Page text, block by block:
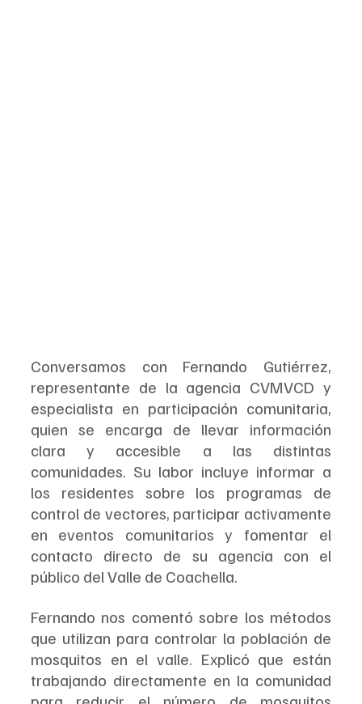
Conversamos con Fernando Gutiérrez,
representante de la agencia CVMVCD y
especialista en participación comunitaria,
quien se encarga de llevar información
clara y accesible a las distintas
comunidades. Su labor incluye informar a
los residentes sobre los programas de
control de vectores, participar activamente
en eventos comunitarios y fomentar el
contacto directo de su agencia con el
público del Valle de Coachella.
Fernando nos comentó sobre los métodos
que utilizan para controlar la población de
mosquitos en el valle. Explicó que están
trabajando directamente en la comunidad